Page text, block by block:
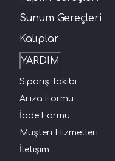
Sunum Gereçleri
Kalıplar
YARDIM
Sipariş Takibi
Arıza Formu
İade Formu
Müşteri Hizmetleri
İletişim